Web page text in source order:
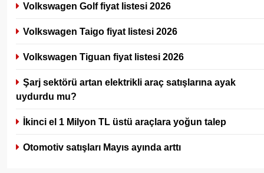
Volkswagen Golf fiyat listesi 2026
Volkswagen Taigo fiyat listesi 2026
Volkswagen Tiguan fiyat listesi 2026
Şarj sektörü artan elektrikli araç satışlarına ayak
uydurdu mu?
İkinci el 1 Milyon TL üstü araçlara yoğun talep
Otomotiv satışları Mayıs ayında arttı